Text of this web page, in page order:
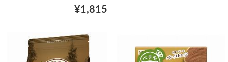
¥1,815